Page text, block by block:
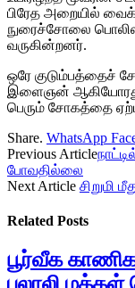
பிரேத அறையில்
நுரைச்சோலை
வருகின்றனர்.
ஒரே குடும்பத்தைச்
இளைஞன் ஆகியோரது
பெரும் சோகத்தை
Share. WhatsApp
Previous Article
போவதில்லை
Next Article சிறுமி
Related Posts
பூர்வீக